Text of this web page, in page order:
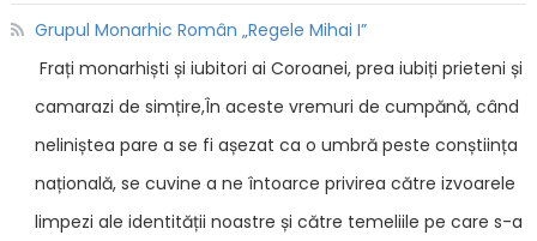
Grupul Monarhic Român „Regele Mihai I”
Frați monarhiști și iubitori ai Coroanei, prea iubiți prieteni și
camarazi de simțire,În aceste vremuri de cumpănă, când
neliniștea pare a se fi așezat ca o umbră peste conștiința
națională, se cuvine a ne întoarce privirea către izvoarele
limpezi ale identității noastre și către temeliile pe care s-a